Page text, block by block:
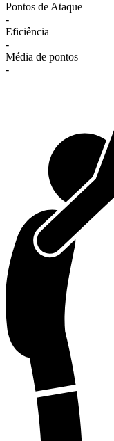
Pontos de Ataque
-
Eficiência
-
Média de pontos
-